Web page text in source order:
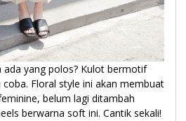
ada yang polos? Kulot bermotif
Floral style ini akan membuat
belum lagi ditambah
berwarna soft ini. Cantik sekali!